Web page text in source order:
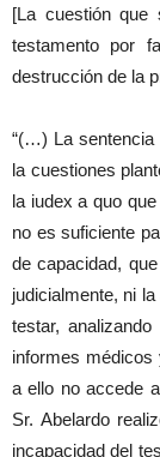
[La cuestión que
testamento por
destrucción de la
“(…) La sentencia
la cuestiones
la iudex a quo
no es suficiente
de capacidad,
judicialmente, ni
testar,
informes
a ello no accede
Sr. Abelardo
incapacidad del